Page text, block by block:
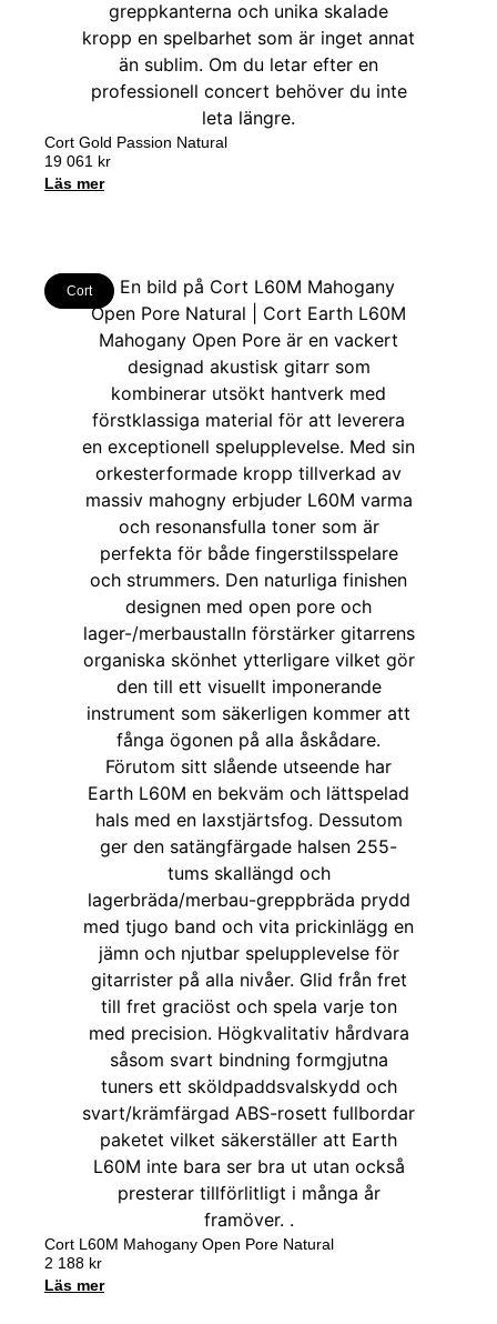
Cort Gold Passion Natural
19 061 kr
Läs mer
Cort
Cort L60M Mahogany Open Pore Natural
2 188 kr
Läs mer